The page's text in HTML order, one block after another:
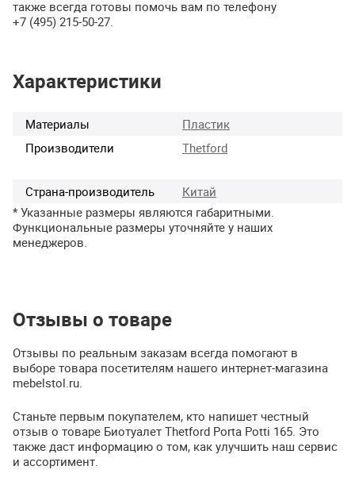
также всегда готовы помочь вам по телефону
+7 (495) 215-50-27.
Характеристики
Материалы
Пластик
Производители
Thetford
Страна-производитель
Китай
* Указанные размеры являются габаритными.
Функциональные размеры уточняйте у наших
менеджеров.
Отзывы о товаре
Отзывы по реальным заказам всегда помогают в
выборе товара посетителям нашего интернет-магазина
mebelstol.ru.
Станьте первым покупателем, кто напишет честный
отзыв о товаре Биотуалет Thetford Porta Potti 165. Это
также даст информацию о том, как улучшить наш сервис
и ассортимент.